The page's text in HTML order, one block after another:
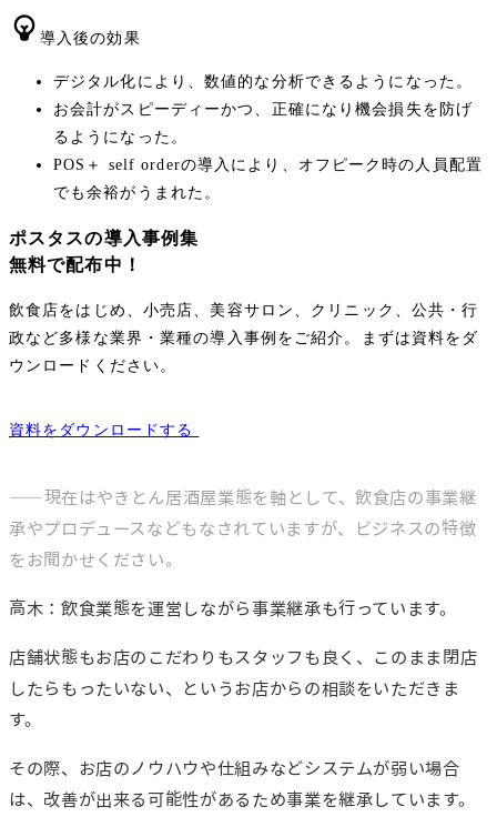
導入後の効果
デジタル化により、数値的な分析できるようになった。
お会計がスピーディーかつ、正確になり機会損失を防げ
るようになった。
POS＋ self orderの導入により、オフピーク時の人員配置
でも余裕がうまれた。
ポスタスの導入事例集
無料で配布中！
飲食店をはじめ、小売店、美容サロン、クリニック、公共・行
政など多様な業界・業種の導入事例をご紹介。まずは資料をダ
ウンロードください。
資料をダウンロードする
――現在はやきとん居酒屋業態を軸として、飲食店の事業継
承やプロデュースなどもなされていますが、ビジネスの特徴
をお聞かせください。
高木：飲食業態を運営しながら事業継承も行っています。
店舗状態もお店のこだわりもスタッフも良く、このまま閉店
したらもったいない、というお店からの相談をいただきま
す。
その際、お店のノウハウや仕組みなどシステムが弱い場合
は、改善が出来る可能性があるため事業を継承しています。